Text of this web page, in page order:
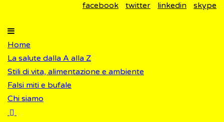
facebook twitter linkedin skype
Home
La salute dalla A alla Z
Stili di vita, alimentazione e ambiente
Falsi miti e bufale
Chi siamo